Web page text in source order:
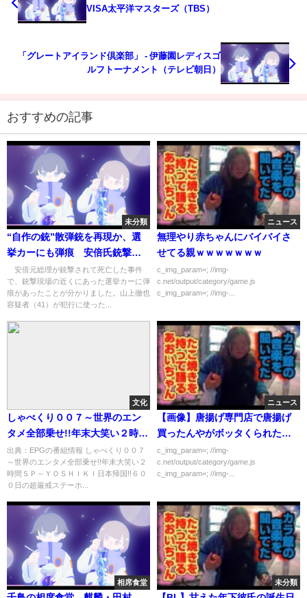
VISA太平洋マスターズ（TBS）
「グレートアイランド倶楽部」 - 伊藤園レディスゴ
ルフトーナメント（テレビ朝日）
おすすめの記事
未分類
“自作の銃”散弾銃を再現か、選
挙カーにも弾痕 安倍氏銃撃
(2022年7月11日)
安倍元総理が銃撃されて死亡した事件
で、銃撃現場の近くにあった選挙カーに弾
痕があったことが分かりました。山上徹也
容疑者（41）が犯行に使った...
ニュース
無理やり赤ちゃんにバイバイさ
せてる親ｗｗｗｗｗｗｗ
c_img_param=; //img-
c.net/output/category/game.js
c_img_param=; //img-...
文化
しゃべくり００７～世界のエン
タメ全部乗せ!!年末大笑い２時間
ＳＰ～[字]…の番組内容解析まと
め
出典：EPGの番組情報 しゃべくり００７
～世界のエンタメ全部乗せ!!年末大笑い２
時間ＳＰ～ＹＯＳＨＩＫＩ日本帰国!!６０
０日の超厳戒ステーホ...
ニュース
【画像】唐揚げ専門店で唐揚げ
買ったんやがボッタくられた…
c_img_param=; //img-
c.net/output/category/game.js
c_img_param=; //img-...
相席食堂 未分類